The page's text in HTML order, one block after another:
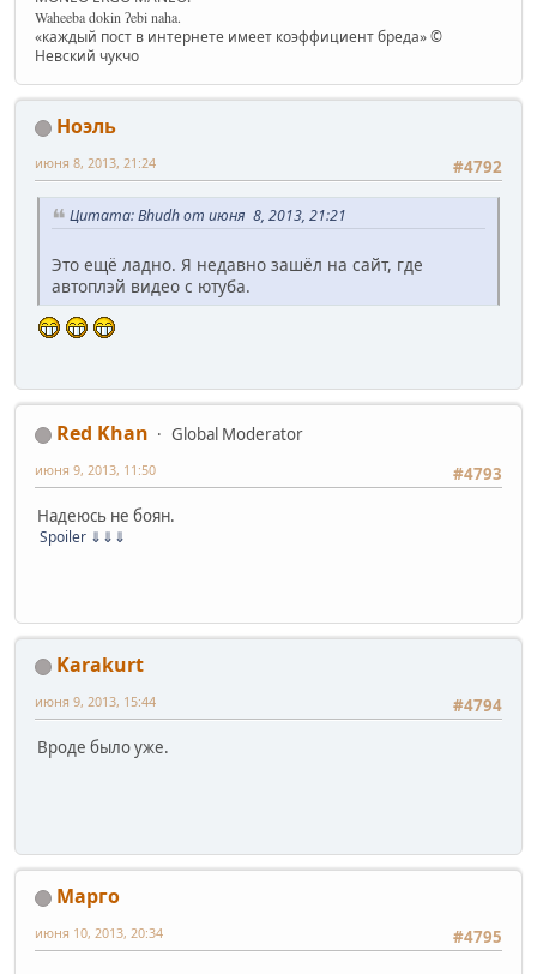
Waheeba dokin ʔebi naha.
«каждый пост в интернете имеет коэффициент бреда» ©
Невский чукчо
Ноэль
#4792
июня 8, 2013, 21:24
Цитата: Bhudh от июня 8, 2013, 21:21
Это ещё ладно. Я недавно зашёл на сайт, где
автоплэй видео с ютуба.
Red Khan
Global Moderator
#4793
июня 9, 2013, 11:50
Надеюсь не боян.
Spoiler ⇓⇓⇓
Karakurt
#4794
июня 9, 2013, 15:44
Вроде было уже.
Марго
#4795
июня 10, 2013, 20:34